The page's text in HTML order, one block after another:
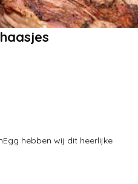
hebben wij dit heerlijke